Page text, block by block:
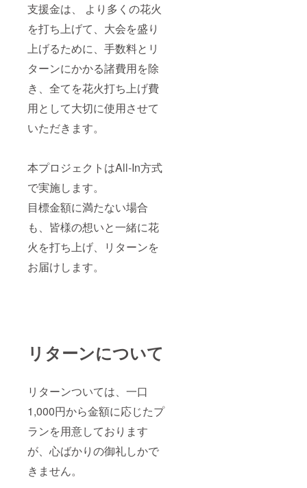
支援金は、 より多くの花火
を打ち上げて、大会を盛り
上げるために、手数料とリ
ターンにかかる諸費用を除
き、全てを花火打ち上げ費
用として大切に使用させて
いただきます。
本プロジェクトはAll-In方式
で実施します。
目標金額に満たない場合
も、皆様の想いと一緒に花
火を打ち上げ、リターンを
お届けします。
リターンについて
リターンついては、一口
1,000円から金額に応じたプ
ランを用意しております
が、心ばかりの御礼しかで
きません。